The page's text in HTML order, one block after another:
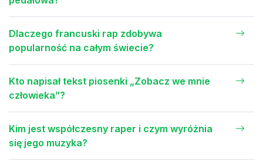
Dlaczego francuski rap zdobywa
popularność na całym świecie?
Kto napisał tekst piosenki „Zobacz we mnie
człowieka”?
Kim jest współczesny raper i czym wyróżnia
się jego muzyka?